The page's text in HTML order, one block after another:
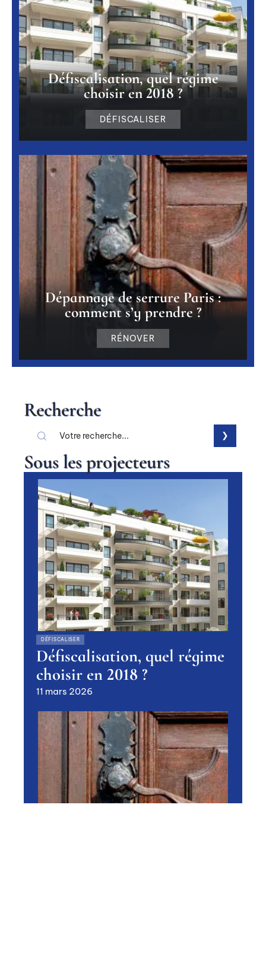
Défiscalisation, quel régime
choisir en 2018 ?
DÉFISCALISER
Dépannage de serrure Paris :
comment s’y prendre ?
RÉNOVER
Recherche
Sous les projecteurs
DÉFISCALISER
Défiscalisation, quel régime
choisir en 2018 ?
11 mars 2026